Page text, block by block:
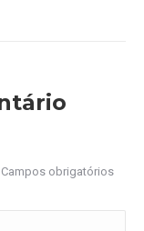
obrigatórios